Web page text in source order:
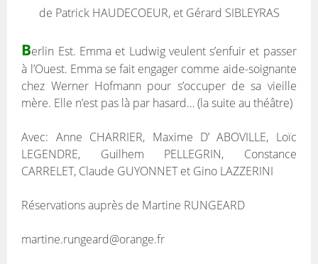
de Patrick HAUDECOEUR, et Gérard SIBLEYRAS
Berlin Est. Emma et Ludwig veulent s’enfuir et passer
à l’Ouest. Emma se fait engager comme aide-soignante
chez Werner Hofmann pour s’occuper de sa vieille
mère. Elle n’est pas là par hasard… (la suite au théâtre)
Avec: Anne CHARRIER, Maxime D’ ABOVILLE, Loïc
LEGENDRE, Guilhem PELLEGRIN, Constance
CARRELET, Claude GUYONNET et Gino LAZZERINI
Réservations auprès de Martine RUNGEARD
martine.rungeard@orange.fr